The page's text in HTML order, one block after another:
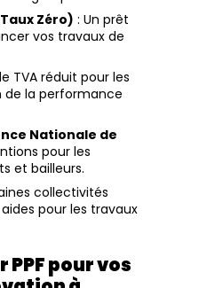
Zéro) : Un prêt
vos travaux de
TVA réduit pour les
de la performance
Nationale de
pour les
et bailleurs.
collectivités
pour les travaux
pour vos